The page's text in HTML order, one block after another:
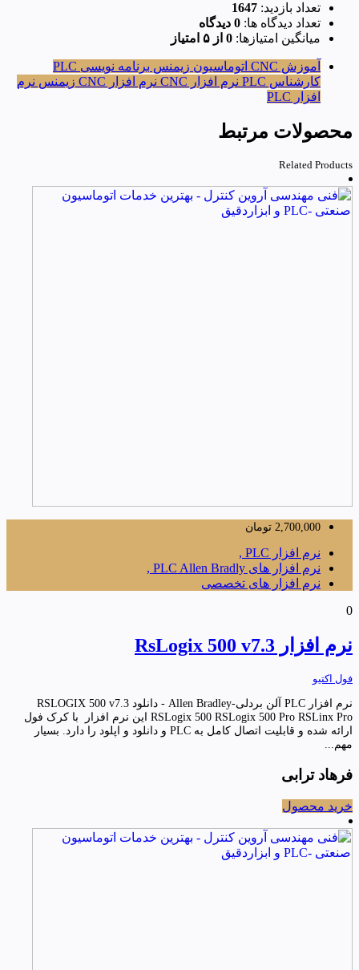
تعداد بازدید: 1647
تعداد دیدگاه ها: 0 دیدگاه
میانگین امتیازها: 0 از ۵ امتیاز
آموزش CNC اتوماسیون زیمنس برنامه نویسی PLC
کارشناس PLC
نرم افزار CNC نرم افزار CNC زیمنس
نرم
افزار PLC
محصولات مرتبط
Related Products
2,700,000 تومان
نرم افزار PLC ,
نرم افزار های PLC Allen Bradly ,
نرم افزار های تخصصی
0
نرم افزار RsLogix 500 v7.3
فول اکتیو
نرم افزار PLC آلن بردلی-Allen Bradley - دانلود RSLOGIX 500 v7.3
RSLogix 500 RSLogix 500 Pro RSLinx Pro این نرم افزار با کرک فول
ارائه شده و قابلیت اتصال کامل به PLC و دانلود و اپلود را دارد. بسیار
مهم...
فرهاد ترابی
خرید محصول